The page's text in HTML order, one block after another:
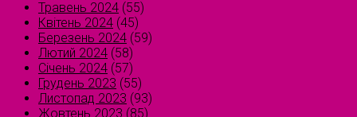
Травень 2024 (55)
Квітень 2024 (45)
Березень 2024 (59)
Лютий 2024 (58)
Січень 2024 (57)
Грудень 2023 (55)
Листопад 2023 (93)
Жовтень 2023 (85)